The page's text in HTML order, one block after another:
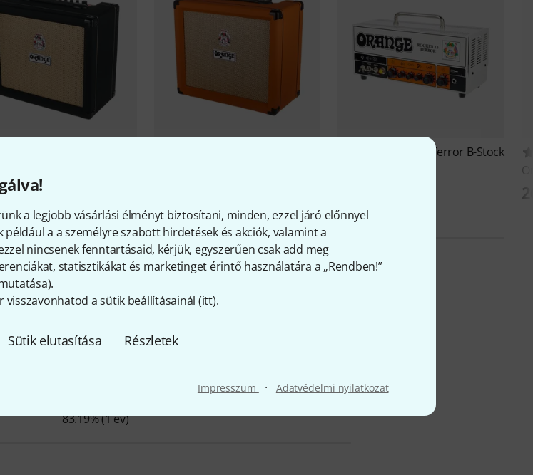
a legjobb vásárlási élményt biztosítani, minden, ezzel járó előnnyel
például a a személyre szabott hirdetések és akciók, valamint a
nincsenek fenntartásaid, kérjük, egyszerűen csak add meg
statisztikákat és marketinget érintő használatára a „Rendben!”
).
visszavonhatod a sütik beállításainál (itt).
Sütik elutasítása Részletek
Impresszum · Adatvédelmi nyilatkozat
Ft
Rocker 15 Terror B-Stock
a cégről
83.19% (1 év)